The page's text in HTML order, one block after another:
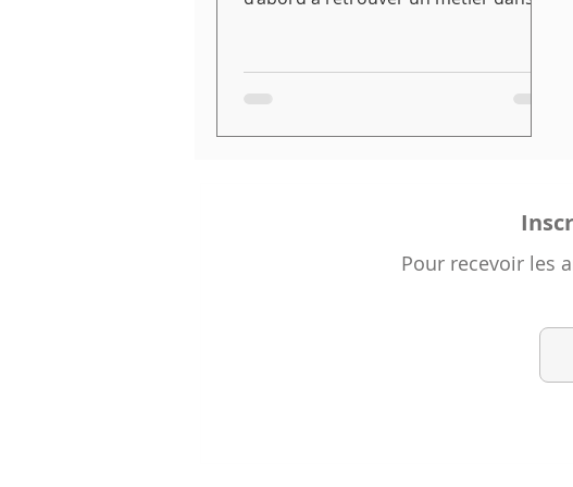
ou moteurs qui sont pourtant les
garants de notre succès. Voici 5 pistes
Pour recevoir les